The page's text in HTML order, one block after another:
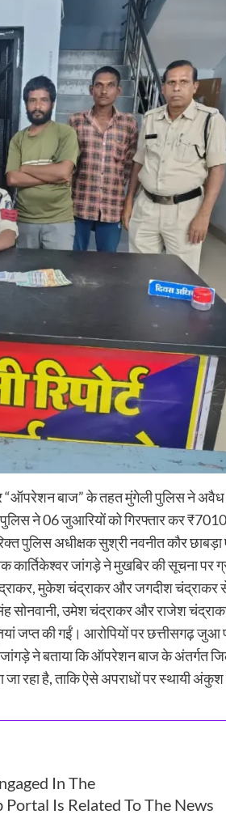
“ऑपरेशन बाज” के तहत मुंगेली पुलिस ने
पुलिस ने 06 जुआरियों को गिरफ्तार कर
पुलिस अधीक्षक सुश्री नवनीत कौर
कार्तिकेश्वर जांगड़े ने मुखबिर की सूचना पर
मुकेश चंद्राकर और जगदीश
सोनवानी, उमेश चंद्राकर और राजेश
जप्त की गईं। आरोपियों पर छत्तीसगढ़ जुआ
जांगड़े ने बताया कि ऑपरेशन बाज के अंतर्गत
रहा है, ताकि ऐसे अपराधों पर स्थायी अंकुश
In The
Portal Is Related To The News